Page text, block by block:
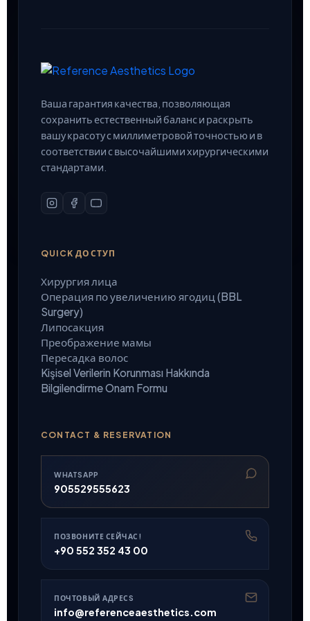
Ваша гарантия качества, позволяющая
сохранить естественный баланс и раскрыть
вашу красоту с миллиметровой точностью и в
соответствии с высочайшими хирургическими
стандартами.
QUICK ДОСТУП
Хирургия лица
Операция по увеличению ягодиц (BBL
Surgery)
Липосакция
Преображение мамы
Пересадка волос
Kişisel Verilerin Korunması Hakkında
Bilgilendirme Onam Formu
CONTACT & RESERVATION
WHATSAPP
905529555623
ПОЗВОНИТЕ СЕЙЧАС!
+90 552 352 43 00
ПОЧТОВЫЙ АДРЕСS
info@referenceaesthetics.com